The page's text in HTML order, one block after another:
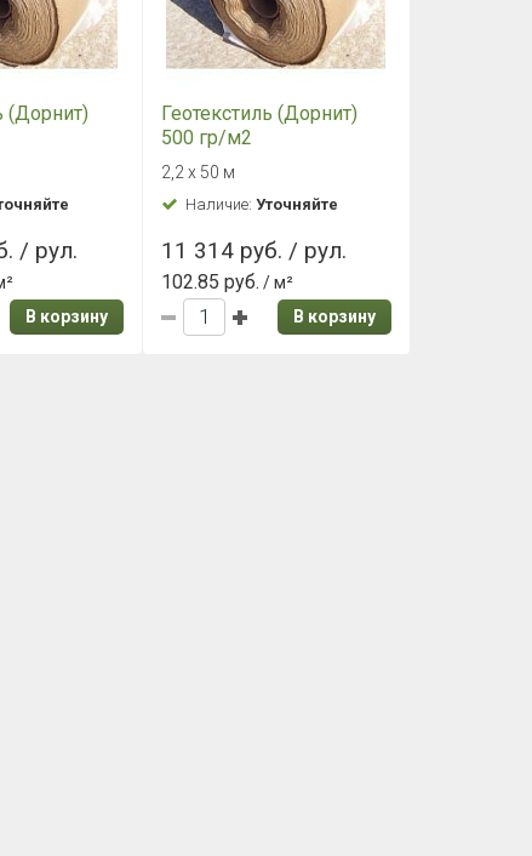
(Дорнит)
/ рул.
В корзину
Геотекстиль (Дорнит)
500 гр/м2
2,2 х 50 м
Наличие: Уточняйте
11 314 руб. / рул.
102.85 руб. / м²
В корзину